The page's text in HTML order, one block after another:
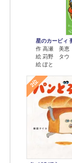
星のカービィ
作 高瀬 美恵
絵 苅野 タウ
絵 ぽと
2位